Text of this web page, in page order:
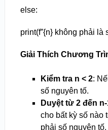
else:
print(f”{n} không phải là
Giải Thích Chương
Kiểm tra n < 2:
số nguyên tố.
Duyệt từ 2 đến
cho bất kỳ số nào
phải số nguyên tố.